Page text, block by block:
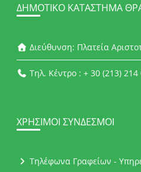
ΔΗΜΟΤΙΚΌ ΚΑΤΆΣΤΗΜΑ
Διεύθυνση: Πλατεία
Τηλ. Κέντρο : + 30 (213) 214
ΧΡΉΣΙΜΟΙ ΣΎΝΔΕΣΜΟΙ
Τηλέφωνα Γραφείων -